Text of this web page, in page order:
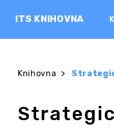
ITS KNIHOVNA
Knihovna >